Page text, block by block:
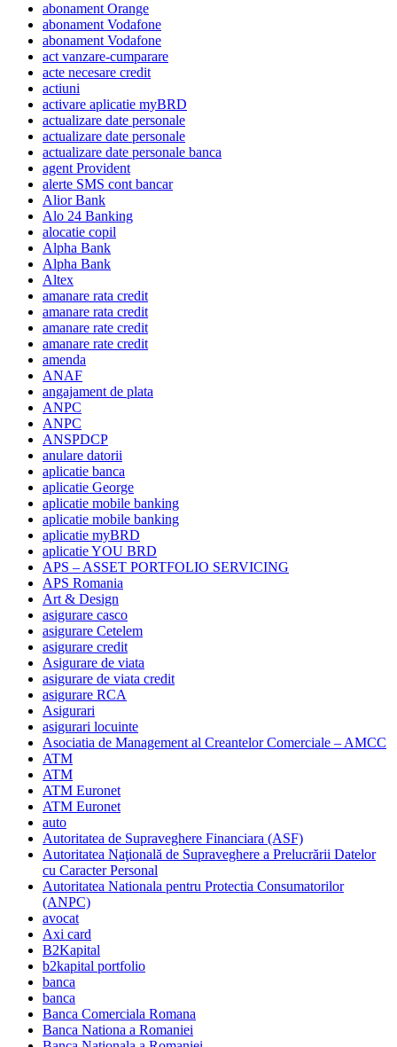
abonament Orange
abonament Vodafone
abonament Vodafone
act vanzare-cumparare
acte necesare credit
actiuni
activare aplicatie myBRD
actualizare date personale
actualizare date personale
actualizare date personale banca
agent Provident
alerte SMS cont bancar
Alior Bank
Alo 24 Banking
alocatie copil
Alpha Bank
Alpha Bank
Altex
amanare rata credit
amanare rata credit
amanare rate credit
amanare rate credit
amenda
ANAF
angajament de plata
ANPC
ANPC
ANSPDCP
anulare datorii
aplicatie banca
aplicatie George
aplicatie mobile banking
aplicatie mobile banking
aplicatie myBRD
aplicatie YOU BRD
APS – ASSET PORTFOLIO SERVICING
APS Romania
Art & Design
asigurare casco
asigurare Cetelem
asigurare credit
Asigurare de viata
asigurare de viata credit
asigurare RCA
Asigurari
asigurari locuinte
Asociatia de Management al Creantelor Comerciale – AMCC
ATM
ATM
ATM Euronet
ATM Euronet
auto
Autoritatea de Supraveghere Financiara (ASF)
Autoritatea Naţională de Supraveghere a Prelucrării Datelor
cu Caracter Personal
Autoritatea Nationala pentru Protectia Consumatorilor
(ANPC)
avocat
Axi card
B2Kapital
b2kapital portfolio
banca
banca
Banca Comerciala Romana
Banca Nationa a Romaniei